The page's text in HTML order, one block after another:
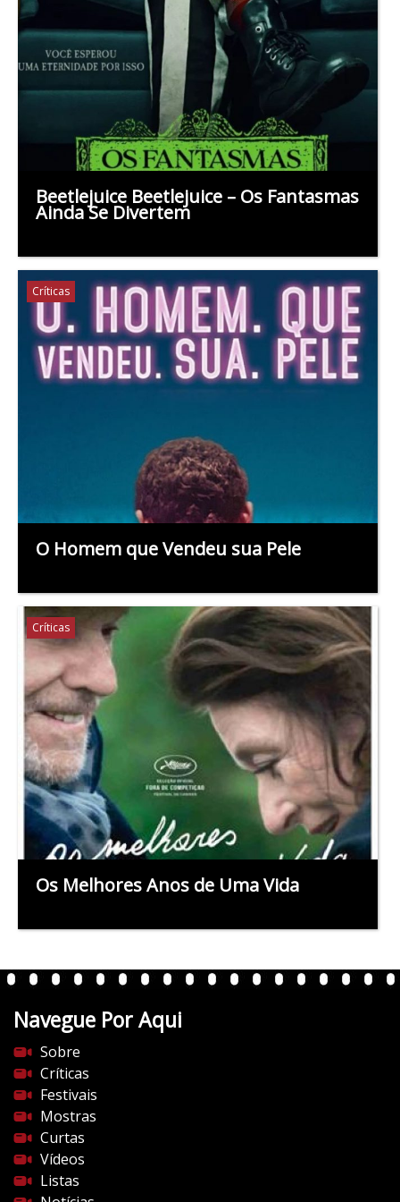
Beetlejuice Beetlejuice – Os Fantasmas
Ainda Se Divertem
Críticas
O Homem que Vendeu sua Pele
Críticas
Os Melhores Anos de Uma Vida
Navegue Por Aqui
Sobre
Críticas
Festivais
Mostras
Curtas
Vídeos
Listas